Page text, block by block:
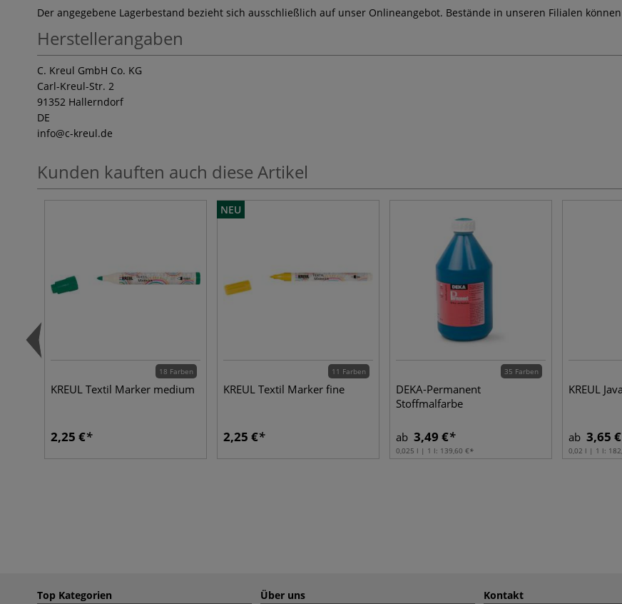
Der angegebene Lagerbestand bezieht sich ausschließlich auf unser Onlineangebot. Bestände in unseren Filialen
Herstellerangaben
C. Kreul GmbH Co. KG
Carl-Kreul-Str. 2
91352 Hallerndorf
DE
info@c-kreul.de
Kunden kauften auch diese Artikel
18 Farben
KREUL Textil Marker medium
2,25 €
NEU
11 Farben
KREUL Textil Marker fine
2,25 €
35 Farben
DEKA-Permanent
Stoffmalfarbe
ab 3,49 €
0,025 l | 1 l: 139,60 €
KREUL
ab 3,65 €
0,02 l | 1 l:
Top Kategorien
Über uns
Kontakt